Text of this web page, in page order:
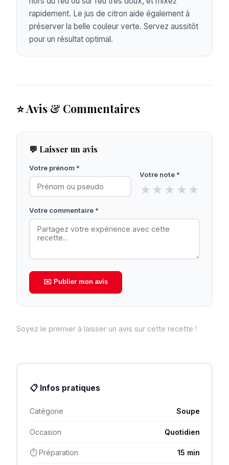
rapidement. Le jus de citron aide également à
préserver la belle couleur verte. Servez aussitôt
pour un résultat optimal.
⭐ Avis & Commentaires
💬 Laisser un avis
Votre prénom *
Votre note *
★ ★ ★ ★ ★
Votre commentaire *
✉️ Publier mon avis
Soyez le premier à laisser un avis sur cette recette !
📋 Infos pratiques
Catégorie Soupe
Occasion Quotidien
⏱ Préparation 15 min